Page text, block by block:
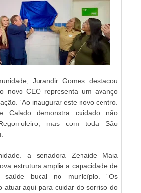
Jurandir Gomes destacou
novo CEO representa um avanço
“Ao inaugurar este novo centro,
Calado demonstra cuidado não
mas com toda São
a senadora Zenaide Maia
estrutura amplia a capacidade de
saúde bucal no município. “Os
atuar aqui para cuidar do sorriso do